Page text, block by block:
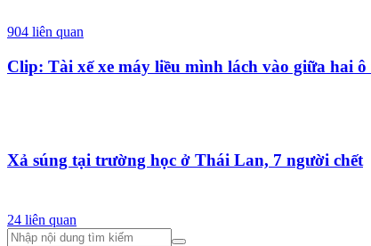
904 liên quan
Clip: Tài xế xe máy liều mình lách vào giữa hai ô
Xả súng tại trường học ở Thái Lan, 7 người chết
24 liên quan